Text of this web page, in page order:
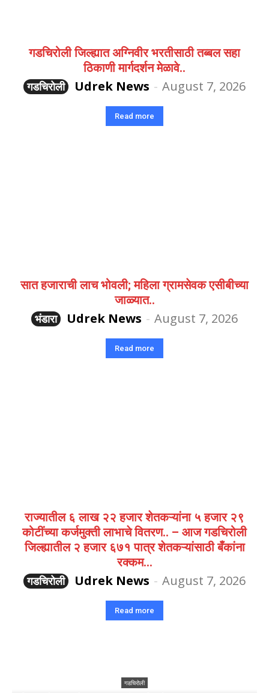
गडचिरोली जिल्ह्यात अग्निवीर भरतीसाठी तब्बल सहा
ठिकाणी मार्गदर्शन मेळावे..
गडचिरोली
Udrek News - August 7, 2026
Read more
सात हजाराची लाच भोवली; महिला ग्रामसेवक एसीबीच्या
जाळ्यात..
भंडारा
Udrek News - August 7, 2026
Read more
राज्यातील ६ लाख २२ हजार शेतकऱ्यांना ५ हजार २९
कोटींच्या कर्जमुक्ती लाभाचे वितरण.. – आज गडचिरोली
जिल्ह्यातील २ हजार ६७१ पात्र शेतकऱ्यांसाठी बँकांना
रक्कम...
गडचिरोली
Udrek News - August 7, 2026
Read more
गडचिरोली